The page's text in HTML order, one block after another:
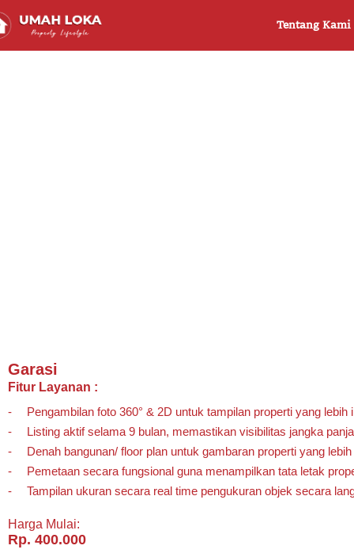
Tentang Kami
Garasi
Fitur Layanan :
Pengambilan foto 360° & 2D untuk tampilan properti yang lebih
Listing aktif selama 9 bulan, memastikan visibilitas jangka
Denah bangunan/ floor plan untuk gambaran properti yang
Pemetaan secara fungsional guna menampilkan tata letak
Tampilan ukuran secara real time pengukuran objek secara
Harga Mulai:
Rp. 400.000